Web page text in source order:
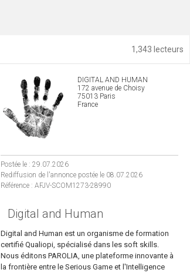
1,343 lecteurs
DIGITAL AND HUMAN
172 avenue de Choisy
75013 Paris
France
Postée le : 29.07.2026
Rediffusion de l'annonce postée le 08.07.2026
Référence : AFJV-SCOM1273-28990
Digital and Human
Digital and Human est un organisme de formation
certifié Qualiopi, spécialisé dans les soft skills.
Nous éditons PAROLIA, une plateforme innovante à
la frontière entre le Serious Game et l'Intelligence